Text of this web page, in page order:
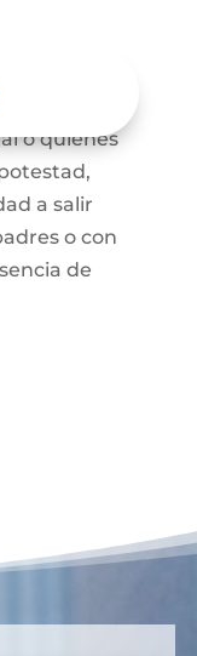
los
o quienes
a salir
o con
de